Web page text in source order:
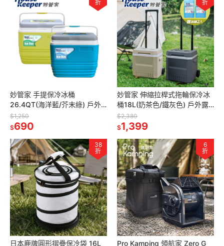
折
妙管家 手提保冷冰桶
26.4QT(海洋藍/芥末綠) 戶外
露營野餐發泡保冷箱 釣魚冰箱
烤肉冰桶 攜帶式行動冰箱
$1,250
$690
折
妙管家 伸縮拉桿式拖輪保冷冰
桶18L(奶茶色/鐵灰色) 戶外露
營野餐發泡保冷箱 釣魚冰箱 烤
肉冰桶 攜帶式行動冰箱
$2,380
$1,399
38
折
日本鹿牌圓形摺疊保冷袋 16L
6
折
Pro Kamping 領航家 Zero G